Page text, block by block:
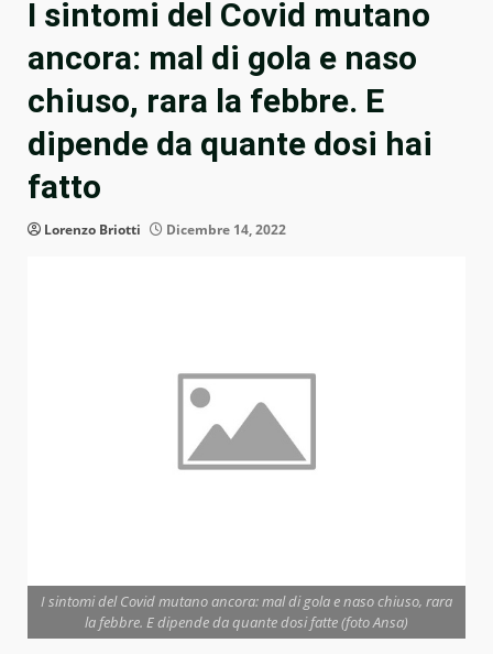
I sintomi del Covid mutano
ancora: mal di gola e naso
chiuso, rara la febbre. E
dipende da quante dosi hai
fatto
Lorenzo Briotti Dicembre 14, 2022
I sintomi del Covid mutano ancora: mal di gola e naso chiuso, rara
la febbre. E dipende da quante dosi fatte (foto Ansa)